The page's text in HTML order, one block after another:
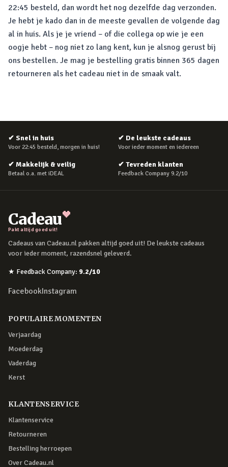
22:45 besteld, dan wordt het nog dezelfde dag verzonden.
Je hebt je kado dan in de meeste gevallen de volgende dag
al in huis. Als je je vriend – of die collega op wie je een
oogje hebt – nog niet zo lang kent, kun je alsnog gerust bij
ons bestellen. Je mag je bestelling gratis binnen 365 dagen
retourneren als het cadeau niet in de smaak valt.
✔ Snel in huis
Voor 22:45 besteld, morgen in huis!
✔ De leukste cadeaus
Voor ieder moment en iedereen
✔ Makkelijk & veilig
Betaal o.a. met iDEAL
✔ Tevreden klanten
Feedback Company 9.2/10
Cadeau
Pakt altijd goed uit!
Cadeaus van Cadeau.nl pakken altijd goed uit! De leukste cadeaus
voor ieder moment, razendsnel geleverd.
★ Feedback Company: 9.2/10
FacebookInstagram
POPULAIRE MOMENTEN
Verjaardag
Moederdag
Vaderdag
Kerst
KLANTENSERVICE
Klantenservice
Retourneren
Bestelling herroepen
Over Cadeau.nl